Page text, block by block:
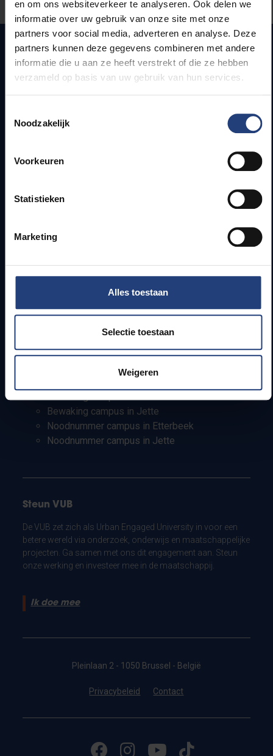
en om ons websiteverkeer te analyseren. Ook delen we
informatie over uw gebruik van onze site met onze
partners voor social media, adverteren en analyse. Deze
partners kunnen deze gegevens combineren met andere
informatie die u aan ze heeft verstrekt of die ze hebben
verzameld op basis van uw gebruik van hun services.
Noodzakelijk
Voorkeuren
Statistieken
Marketing
Alles toestaan
Selectie toestaan
Weigeren
Snel naar
Jobs
Onderzoeksgroepen
Pers
PhD-studenten
Werkstudenten
Internationale studenten
Bewaking campus in Jette
Noodnummer campus in Etterbeek
Noodnummer campus in Jette
Steun VUB
De VUB zet zich als Urban Engaged University in voor een
betere wereld via onderzoek, onderwijs en maatschappelijke
projecten. Ga samen met ons dit engagement aan. Steun
onze werking en investeer mee in de maatschappij.
Ik doe mee
Pleinlaan 2 - 1050 Brussel - België
Privacybeleid Contact